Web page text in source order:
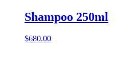
Shampoo 250ml
$680.00